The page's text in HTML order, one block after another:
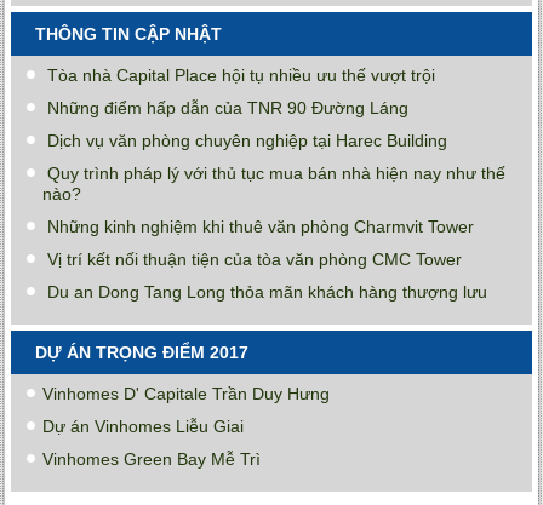
THÔNG TIN CẬP NHẬT
Tòa nhà Capital Place hội tụ nhiều ưu thế vượt trội
Những điểm hấp dẫn của TNR 90 Đường Láng
Dịch vụ văn phòng chuyên nghiệp tại Harec Building
Quy trình pháp lý với thủ tục mua bán nhà hiện nay như thế
nào?
Những kinh nghiệm khi thuê văn phòng Charmvit Tower
Vị trí kết nối thuận tiện của tòa văn phòng CMC Tower
Du an Dong Tang Long thỏa mãn khách hàng thượng lưu
DỰ ÁN TRỌNG ĐIỂM 2017
Vinhomes D' Capitale Trần Duy Hưng
Dự án Vinhomes Liễu Giai
Vinhomes Green Bay Mễ Trì